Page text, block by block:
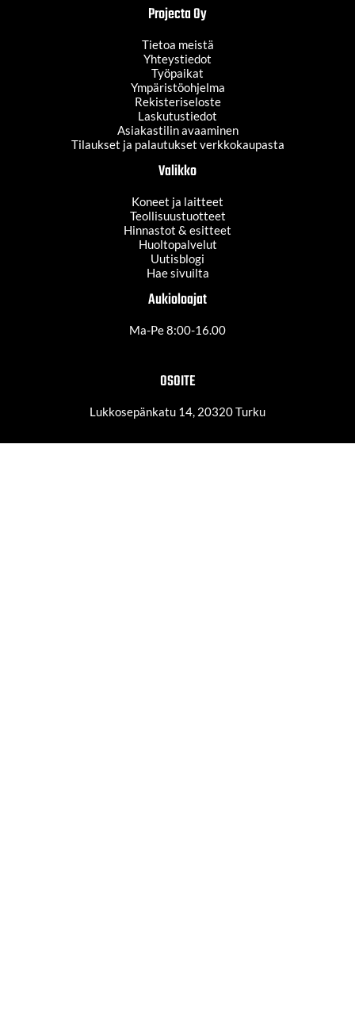
Projecta Oy
Tietoa meistä
Yhteystiedot
Työpaikat
Ympäristöohjelma
Rekisteriseloste
Laskutustiedot
Asiakastilin avaaminen
Tilaukset ja palautukset verkkokaupasta
Valikko
Koneet ja laitteet
Teollisuustuotteet
Hinnastot & esitteet
Huoltopalvelut
Uutisblogi
Hae sivuilta
Aukioloajat
Ma-Pe 8:00-16.00
OSOITE
Lukkosepänkatu 14, 20320 Turku